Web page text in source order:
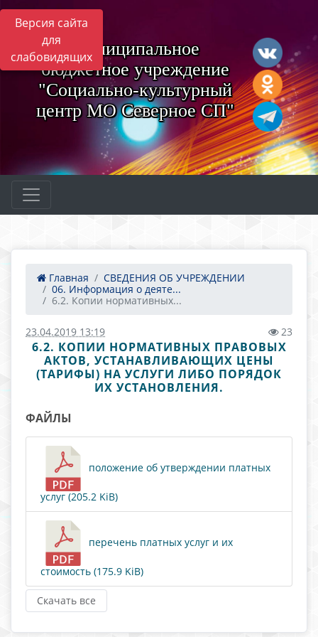
Версия сайта
для
слабовидящихМуниципальное
бюджетное учреждение
"Социально-культурный
центр МО Северное СП"
Главная
СВЕДЕНИЯ ОБ УЧРЕЖДЕНИИ
06. Информация о деяте...
6.2. Копии нормативных...
23.04.2019 13:19 23
6.2. КОПИИ НОРМАТИВНЫХ ПРАВОВЫХ
АКТОВ, УСТАНАВЛИВАЮЩИХ ЦЕНЫ
(ТАРИФЫ) НА УСЛУГИ ЛИБО ПОРЯДОК
ИХ УСТАНОВЛЕНИЯ.
ФАЙЛЫ
положение об утверждении платных
услуг (205.2 KiB)
перечень платных услуг и их
стоимость (175.9 KiB)
Скачать все